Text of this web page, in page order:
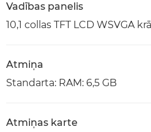
Vadības panelis
10,1 collas TFT LCD WSVGA
Atmiņa
Standarta: RAM: 6,5 GB
Atmiņas karte